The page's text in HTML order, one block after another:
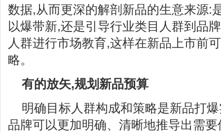
数据,从而更深的解剖新品的生意来源:
以爆带新,还是引导行业类目人群到品
人群进行市场教育,这样在新品上市前
略。
有的放矢,规划新品预算
明确目标人群构成和策略是新品打
品牌可以更加明确、清晰地推导出需